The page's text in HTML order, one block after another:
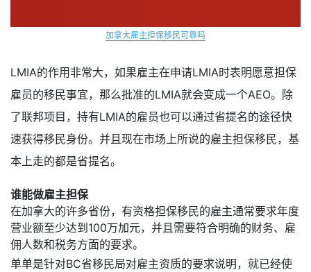
加拿大雇主担保移民可靠吗
LMIA的作用非常大，如果雇主在申请LMIA时表明愿意担保
雇员的移民事宜，那么批准的LMIA就会变成一个AEO。除
了联邦项目，持有LMIA的雇员也可以通过省提名的途径快
速获得移民身份。并且现在市场上所说的雇主担保移民，基
本上走的都是省提名。
谁能做雇主担保
在加拿大的许多省份，有资格担保移民的雇主通常要求年度
营业额至少达到100万加元，并且需要符合明确的财务、雇
佣人数和税务方面的要求。
单单是针对BC省移民局对雇主资质的要求说明，就已经使